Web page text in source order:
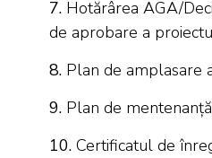
7. Hotărârea AGA/
de aprobare a
8. Plan de amplasare
9. Plan de mentenanță
10. Certificatul de